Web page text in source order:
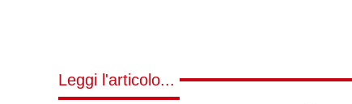
Leggi l'articolo...